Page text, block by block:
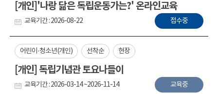
[개인]'나랑 닮은 독립운동가는?' 온라인교육
교육기간 : 2026-08-22 접수중
어린이·청소년(개인) 선착순 현장
[개인] 독립기념관 토요나들이
교육기간 : 2026-03-14 ~2026-11-14 교육중